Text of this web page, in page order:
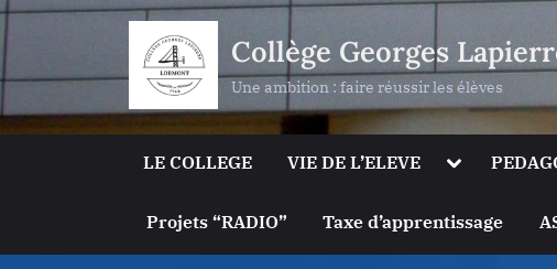
Skip
to
content
Collège Georges
Une ambition : faire réussir les élèves
LE COLLEGE VIE DE L’ELEVE Toggle
Projets “RADIO” Taxe d’apprentissage